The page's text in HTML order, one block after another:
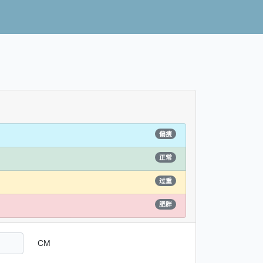
偏瘦
正常
过重
肥胖
CM